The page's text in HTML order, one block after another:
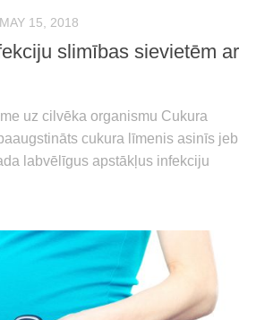
MAY 15, 2018
slimības sievietēm ar
uz cilvēka organismu Cukura
cukura līmenis asinīs jeb
labvēlīgus apstākļus infekciju